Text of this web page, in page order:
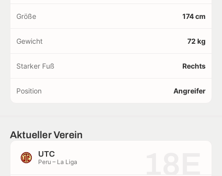
Größe 174 cm
Gewicht 72 kg
Starker Fuß Rechts
Position Angreifer
Aktueller Verein
UTC
Peru – La Liga